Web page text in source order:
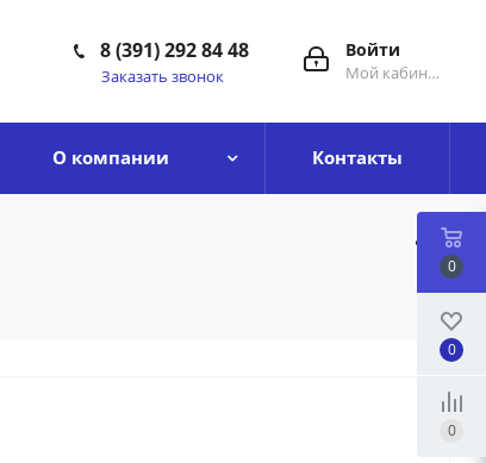
Войти
Мой кабинет
8 (391) 292 84 48
Заказать звонок
О компании Контакты
0
0
0